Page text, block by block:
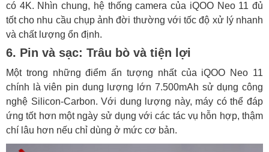
có 4K. Nhìn chung, hệ thống camera của iQOO Neo 11 đủ
tốt cho nhu cầu chụp ảnh đời thường với tốc độ xử lý nhanh
và chất lượng ổn định.
6. Pin và sạc: Trâu bò và tiện lợi
Một trong những điểm ấn tượng nhất của iQOO Neo 11
chính là viên pin dung lượng lớn 7.500mAh sử dụng công
nghệ Silicon-Carbon. Với dung lượng này, máy có thể đáp
ứng tốt hơn một ngày sử dụng với các tác vụ hỗn hợp, thậm
chí lâu hơn nếu chỉ dùng ở mức cơ bản.